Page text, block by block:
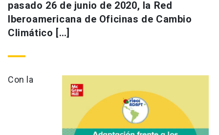
pasado 26 de junio de 2020, la Red
Iberoamericana de Oficinas de Cambio
Climático […]
Con la